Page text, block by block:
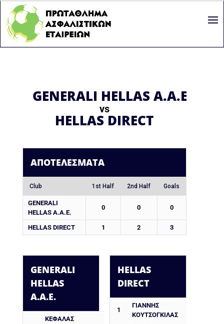
GENERALI HELLAS A.A.E.
vs
HELLAS DIRECT
ΑΠΟΤΕΛΈΣΜΑΤΑ
Club 1st Half 2nd Half Goals
GENERALI
HELLAS A.A.E.
0 0 0
HELLAS DIRECT 1 2 3
GENERALI
HELLAS
A.A.E.
ΚΕΦΑΛΑΣ
HELLAS
DIRECT
1
ΓΙΑΝΝΗΣ
ΚΟΥΤΣΟΓΚΙΛΑΣ